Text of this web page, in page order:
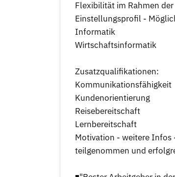
Flexibilität im Rahmen
Einstellungsprofil -
Informatik
Wirtschaftsinformatik
Zusatzqualifikationen:
Kommunikationsfähigkeit
Kundenorientierung
Reisebereitschaft
Lernbereitschaft
Motivation - weitere Infos
teilgenommen und